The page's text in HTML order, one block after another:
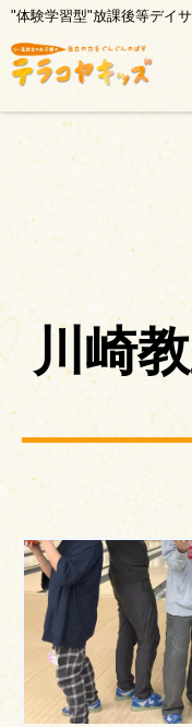
"体験学習型"放課後等デイ
川崎